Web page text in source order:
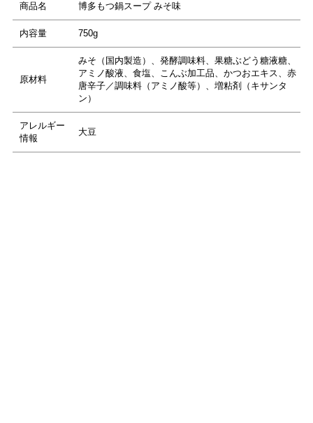
商品名 博多もつ鍋スープ みそ味
内容量 750g
原材料
みそ（国内製造）、発酵調味料、果糖ぶどう糖液糖、
アミノ酸液、食塩、こんぶ加工品、かつおエキス、赤
唐辛子／調味料（アミノ酸等）、増粘剤（キサンタ
ン）
アレルギー
情報
大豆